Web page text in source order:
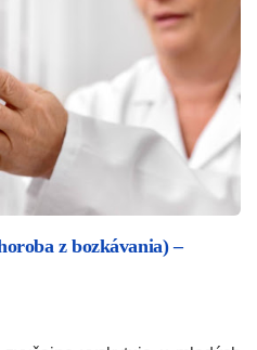
z bozkávania) –